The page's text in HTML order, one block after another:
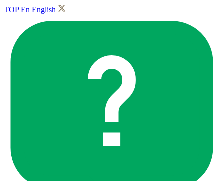
TOP En English